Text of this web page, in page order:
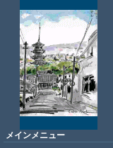
メインメニュー